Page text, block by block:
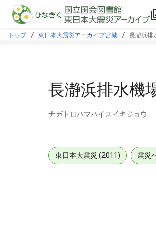
本文に飛ぶ
トップ 東日本大震災アーカイブ宮城 長瀞浜排
長瀞浜排水機
ナガトロハマハイスイキジョウ
東日本大震災 (2011) 震災